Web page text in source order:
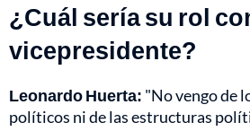
¿Cuál sería su rol
vicepresidente?
Leonardo Huerta: "No vengo de
políticos ni de las estructuras